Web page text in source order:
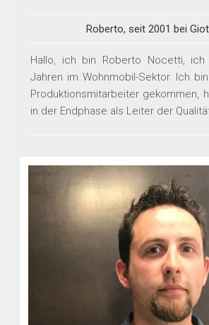
Roberto, seit 2001 bei
Hallo, ich bin Roberto Nocetti,
Jahren im Wohnmobil-Sektor. Ich
Produktionsmitarbeiter gekommen,
in der Endphase als Leiter der